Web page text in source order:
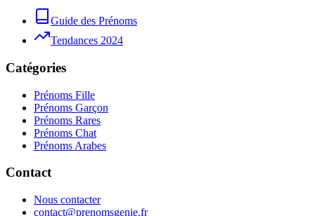
Guide des Prénoms
Tendances 2024
Catégories
Prénoms Fille
Prénoms Garçon
Prénoms Rares
Prénoms Chat
Prénoms Arabes
Contact
Nous contacter
contact@prenomsgenie.fr